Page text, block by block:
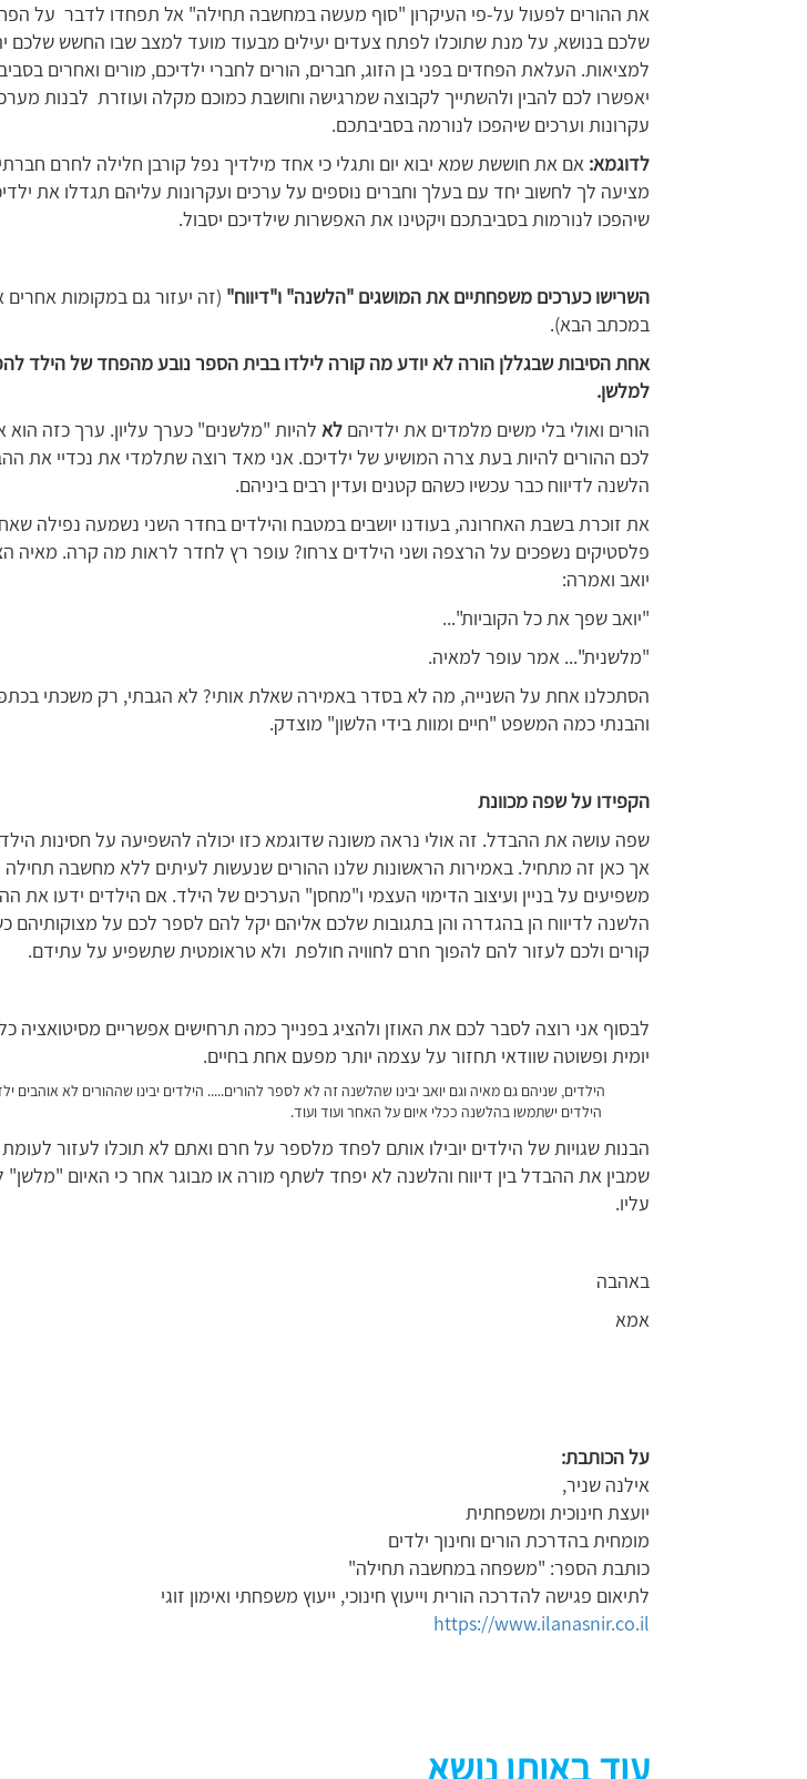
את ההורים לפעול על-פי העיקרון "סוף מעשה במחשבה תחילה" אל תפחדו לדבר על
שלכם בנושא, על מנת שתוכלו לפתח צעדים יעילים מבעוד מועד למצב שבו החשש שלכם
למציאות. העלאת הפחדים בפני בן הזוג, חברים, הורים לחברי ילדיכם, מורים ואחרים
יאפשרו לכם להבין ולהשתייך לקבוצה שמרגישה וחושבת כמוכם מקלה ועוזרת לבנות
עקרונות וערכים שיהפכו לנורמה בסביבתכם.
לדוגמא: אם את חוששת שמא יבוא יום ותגלי כי אחד מילדיך נפל קורבן חלילה לחרם
מציעה לך לחשוב יחד עם בעלך וחברים נוספים על ערכים ועקרונות עליהם תגדלו את
שיהפכו לנורמות בסביבתכם ויקטינו את האפשרות שילדיכם יסבול.
השרישו כערכים משפחתיים את המושגים "הלשנה" ו"דיווח" (זה יעזור גם במקומות אחרים
במכתב הבא).
אחת הסיבות שבגללן הורה לא יודע מה קורה לילדו בבית הספר נובע מהפחד של הילד
למלשן.
הורים ואולי בלי משים מלמדים את ילדיהם לא להיות "מלשנים" כערך עליון. ערך כזה הוא
לכם ההורים להיות בעת צרה המושיע של ילדיכם. אני מאד רוצה שתלמדי את נכדיי את
הלשנה לדיווח כבר עכשיו כשהם קטנים ועדין רבים ביניהם.
את זוכרת בשבת האחרונה, בעודנו יושבים במטבח והילדים בחדר השני נשמעה נפילה
פלסטיקים נשפכים על הרצפה ושני הילדים צרחו? עופר רץ לחדר לראות מה קרה. מאיה
יואב ואמרה:
"יואב שפך את כל הקוביות"...
"מלשנית"... אמר עופר למאיה.
הסתכלנו אחת על השנייה, מה לא בסדר באמירה שאלת אותי? לא הגבתי, רק משכתי
והבנתי כמה המשפט "חיים ומוות בידי הלשון" מוצדק.
הקפידו על שפה מכוונת
שפה עושה את ההבדל. זה אולי נראה משונה שדוגמא כזו יכולה להשפיעה על חסינות
אך כאן זה מתחיל. באמירות הראשונות שלנו ההורים שנעשות לעיתים ללא מחשבה תחילה
משפיעים על בניין ועיצוב הדימוי העצמי ו"מחסן" הערכים של הילד. אם הילדים ידעו את
הלשנה לדיווח הן בהגדרה והן בתגובות שלכם אליהם יקל להם לספר לכם על מצוקותיהם
קורים ולכם לעזור להם להפוך חרם לחוויה חולפת ולא טראומטית שתשפיע על עתידם.
לבסוף אני רוצה לסבר לכם את האוזן ולהציג בפנייך כמה תרחישים אפשריים מסיטואציה
יומית ופשוטה שוודאי תחזור על עצמה יותר מפעם אחת בחיים.
הילדים, שניהם גם מאיה וגם יואב יבינו שהלשנה זה לא לספר להורים..... הילדים יבינו שההורים לא אוהבים
הילדים ישתמשו בהלשנה ככלי איום על האחר ועוד ועוד.
הבנות שגויות של הילדים יובילו אותם לפחד מלספר על חרם ואתם לא תוכלו לעזור לעומת
שמבין את ההבדל בין דיווח והלשנה לא יפחד לשתף מורה או מבוגר אחר כי האיום "מלשן"
עליו.
באהבה
אמא
על הכותבת:
אילנה שניר,
יועצת חינוכית ומשפחתית
מומחית בהדרכת הורים וחינוך ילדים
כותבת הספר: "משפחה במחשבה תחילה"
לתיאום פגישה להדרכה הורית וייעוץ חינוכי, ייעוץ משפחתי ואימון זוגי
https://www.ilanasnir.co.il
עוד באותו נושא